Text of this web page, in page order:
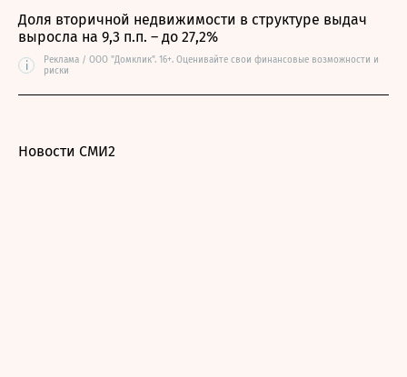
Доля вторичной недвижимости в структуре выдач
выросла на 9,3 п.п. – до 27,2%
i
Реклама / ООО "Домклик". 16+. Оценивайте свои финансовые возможности и
риски
Новости СМИ2